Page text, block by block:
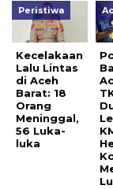
Peristiwa
Kecelakaan
Lalu Lintas
di Aceh
Barat: 18
Orang
Meninggal,
56 Luka-
luka